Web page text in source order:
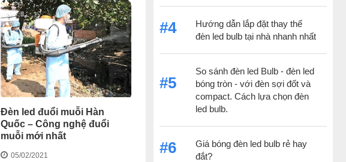
Đèn led đuổi muỗi Hàn
Quốc – Công nghệ đuổi
muỗi mới nhất
05/02/2021
#4
Hướng dẫn lắp đặt thay thế
đèn led bulb tại nhà nhanh nhất
#5
So sánh đèn led Bulb - đèn led
bóng tròn - với đèn sợi đốt và
compact. Cách lựa chọn đèn
led bulb.
#6
Giá bóng đèn led bulb rẻ hay
đắt?